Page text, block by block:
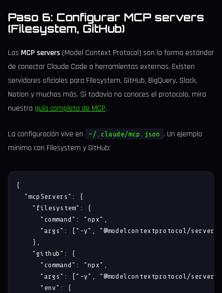
Paso 6: Configurar MCP servers
(Filesystem, GitHub)
Los MCP servers (Model Context Protocol) son la forma estándar
de conectar Claude Code a herramientas externas. Existen
servidores oficiales para Filesystem, GitHub, BigQuery, Slack,
Notion y muchos más. Si todavía no conoces el protocolo, mira
nuestra guía completa de MCP.
La configuración vive en ~/.claude/mcp.json
. Un ejemplo
mínimo con Filesystem y GitHub:
{
  "mcpServers": {
    "filesystem": {
      "command": "npx",
"args": ["-y", "@modelcontextprotocol/
    },
    "github": {
      "command": "npx",
"args": ["-y", "@modelcontextprotocol/server-
      "env": {